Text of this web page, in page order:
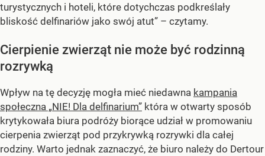
turystycznych i hoteli, które dotychczas podkreślały
bliskość delfinariów jako swój atut” – czytamy.
Cierpienie zwierząt nie może być rodzinną
rozrywką
Wpływ na tę decyzję mogła mieć niedawna kampania
społeczna „NIE! Dla delfinarium” która w otwarty sposób
krytykowała biura podróży biorące udział w promowaniu
cierpenia zwierząt pod przykrywką rozrywki dla całej
rodziny. Warto jednak zaznaczyć, że biuro należy do Dertour